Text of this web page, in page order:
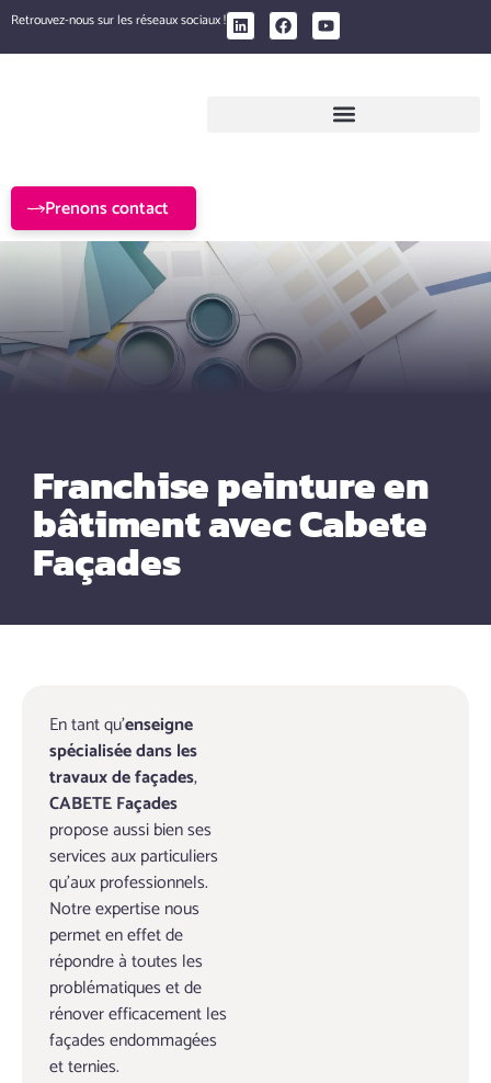
Retrouvez-nous sur les réseaux sociaux !
Prenons contact
Franchise peinture en
bâtiment avec Cabete
Façades
En tant qu’enseigne
spécialisée dans les
travaux de façades,
CABETE Façades
propose aussi bien ses
services aux particuliers
qu’aux professionnels.
Notre expertise nous
permet en effet de
répondre à toutes les
problématiques et de
rénover efficacement les
façades endommagées
et ternies.